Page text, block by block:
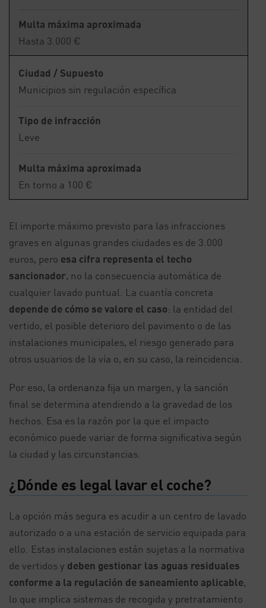
Multa máxima aproximada
Hasta 3.000 €
Ciudad / Supuesto
Municipios sin regulación específica
Tipo de infracción
Leve
Multa máxima aproximada
En torno a 100 €
El importe máximo previsto para las infracciones
graves en algunas grandes ciudades es de 3.000
euros, pero esa cifra representa el techo
sancionador, no la consecuencia automática de
cualquier lavado puntual. La cuantía concreta
depende de cómo se valore el caso: la entidad del
vertido, el posible deterioro del pavimento o de las
instalaciones municipales, el riesgo generado para
otros usuarios de la vía o, en su caso, la reincidencia.
Por eso, la ordenanza fija un margen, y la sanción
final se determina atendiendo a la gravedad de los
hechos. Esa es la razón por la que el impacto
económico puede variar de forma significativa según
la ciudad y las circunstancias.
¿Dónde es legal lavar el coche?
La opción más segura es acudir a un centro de lavado
autorizado o a una estación de servicio equipada para
ello. Estas instalaciones están sujetas a la normativa
de vertidos y deben gestionar las aguas residuales
conforme a la regulación de saneamiento aplicable,
lo que implica sistemas de recogida y pretratamiento